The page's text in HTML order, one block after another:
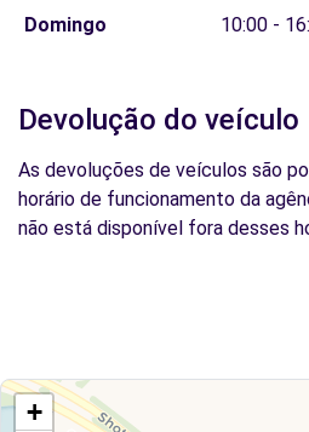
Domingo
10:00 -
Devolução do veículo
As devoluções de veículos são
horário de funcionamento da
não está disponível fora desses
+